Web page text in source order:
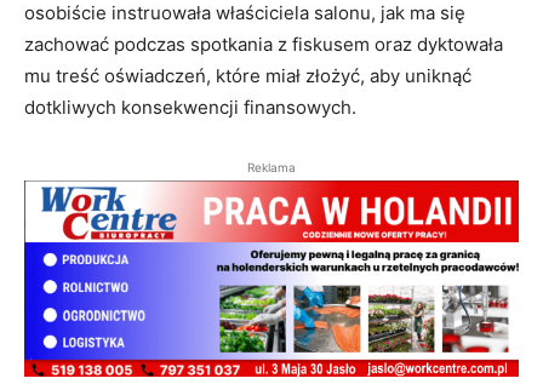
osobiście instruowała właściciela salonu, jak ma się
zachować podczas spotkania z fiskusem oraz dyktowała
mu treść oświadczeń, które miał złożyć, aby uniknąć
dotkliwych konsekwencji finansowych.
Reklama